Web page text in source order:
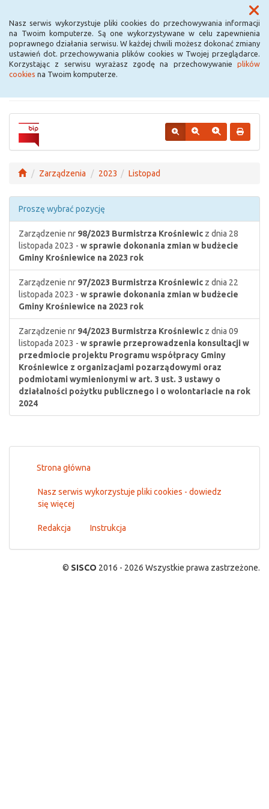
Nasz serwis wykorzystuje pliki cookies do przechowywania informacji
na Twoim komputerze. Są one wykorzystywane w celu zapewnienia
poprawnego działania serwisu. W każdej chwili możesz dokonać zmiany
ustawień dot. przechowywania plików cookies w Twojej przeglądarce.
Korzystając z serwisu wyrażasz zgodę na przechowywanie plików
cookies na Twoim komputerze.
Menu
Urząd Miejski w
Krośniewicach
Zarządzenia 2023 Listopad
Proszę wybrać pozycję
Zarządzenie nr 98/2023 Burmistrza Krośniewic z dnia 28
listopada 2023 - w sprawie dokonania zmian w budżecie
Gminy Krośniewice na 2023 rok
Zarządzenie nr 97/2023 Burmistrza Krośniewic z dnia 22
listopada 2023 - w sprawie dokonania zmian w budżecie
Gminy Krośniewice na 2023 rok
Zarządzenie nr 94/2023 Burmistrza Krośniewic z dnia 09
listopada 2023 - w sprawie przeprowadzenia konsultacji w
przedmiocie projektu Programu współpracy Gminy
Krośniewice z organizacjami pozarządowymi oraz
podmiotami wymienionymi w art. 3 ust. 3 ustawy o
działalności pożytku publicznego i o wolontariacie na rok
2024
Strona główna
Nasz serwis wykorzystuje pliki cookies - dowiedz
się więcej
Redakcja Instrukcja
© SISCO 2016 - 2026 Wszystkie prawa zastrzeżone.